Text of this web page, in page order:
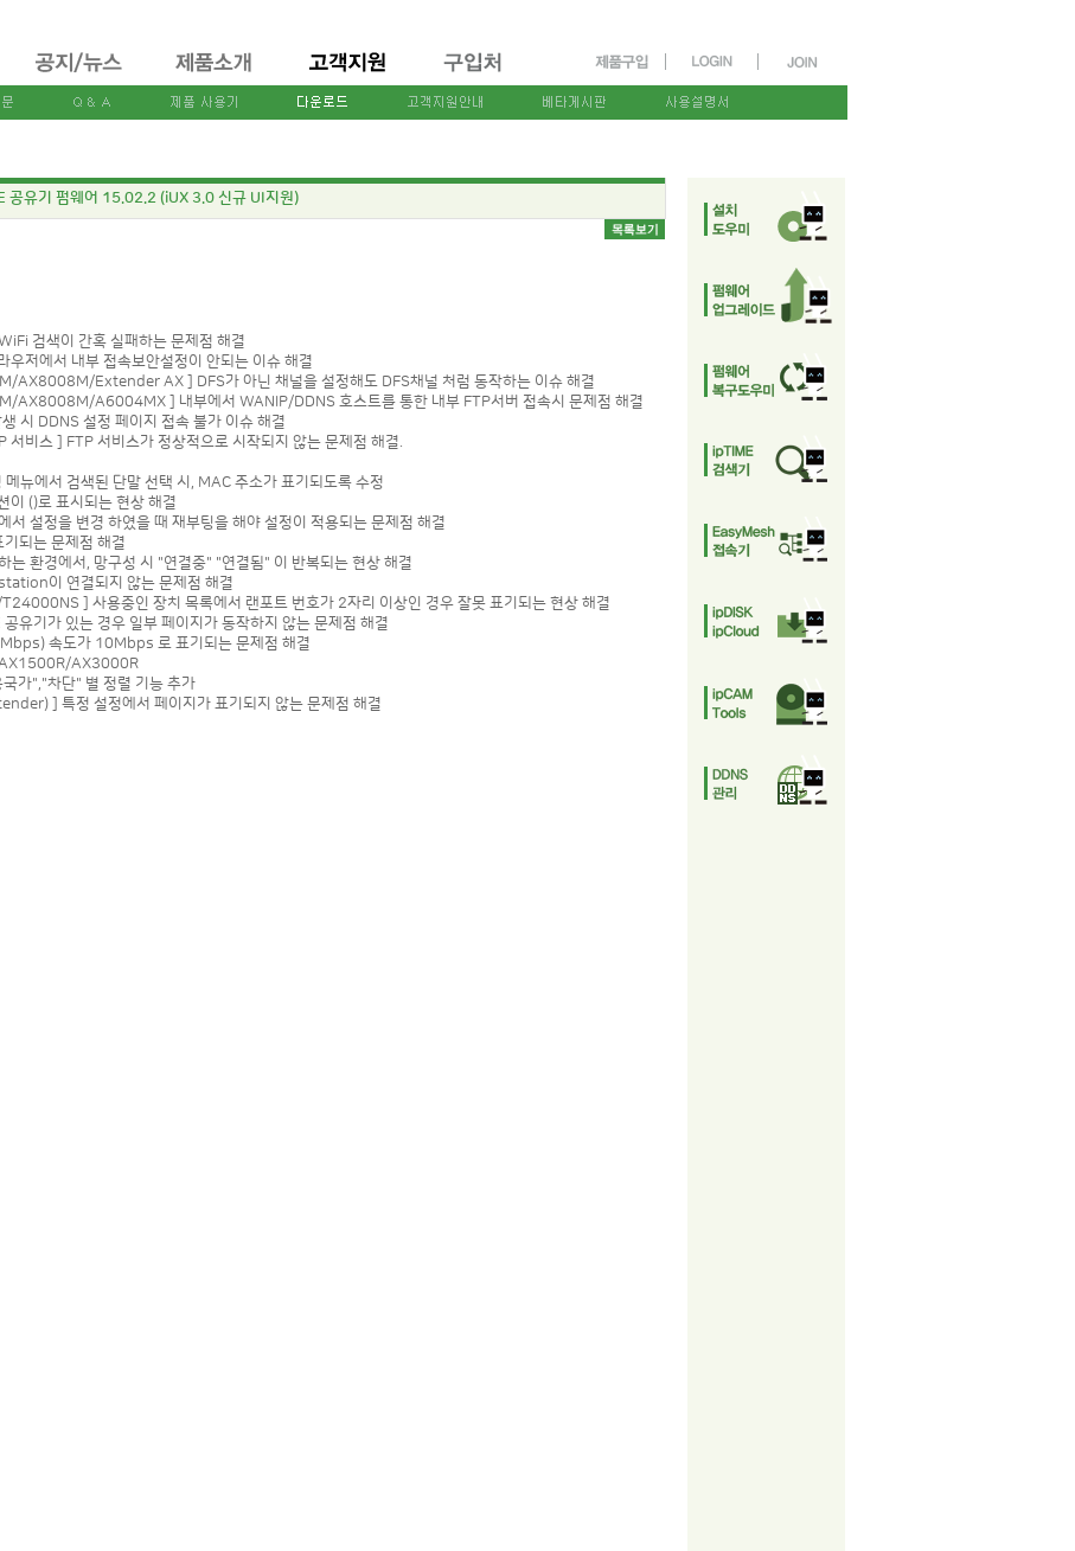
공유기 펌웨어 15.02.2 (iUX 3.0 신규 UI지원)
검색이 간혹 실패하는 문제점 해결
저에서 내부 접속보안설정이 안되는 이슈 해결
Extender AX ] DFS가 아닌 채널을 설정해도 DFS채널 처럼 동작하는 이슈 해결
A6004MX ] 내부에서 WANIP/DDNS 호스트를 통한 내부 FTP서버 접속시 문제점 해결
시 DDNS 설정 페이지 접속 불가 이슈 해결
비스 ] FTP 서비스가 정상적으로 시작되지 않는 문제점 해결.
뉴에서 검색된 단말 선택 시, MAC 주소가 표기되도록 수정
이 ()로 표시되는 현상 해결
설정을 변경 하였을 때 재부팅을 해야 설정이 적용되는 문제점 해결
되는 문제점 해결
환경에서, 망구성 시 "연결중" "연결됨" 이 반복되는 현상 해결
이 연결되지 않는 문제점 해결
] 사용중인 장치 목록에서 랜포트 번호가 2자리 이상인 경우 잘못 표기되는 현상 해결
유기가 있는 경우 일부 페이지가 동작하지 않는 문제점 해결
속도가 10Mbps 로 표기되는 문제점 해결
AX3000R
가","차단" 별 정렬 기능 추가
] 특정 설정에서 페이지가 표기되지 않는 문제점 해결